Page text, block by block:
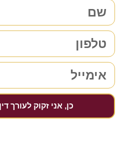
כן, אני זקוק לעורך